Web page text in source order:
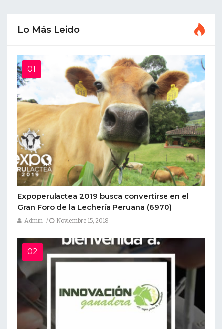
Lo Más Leido
Expoperulactea 2019 busca convertirse en el
Gran Foro de la Lechería Peruana (6970)
Admin Noviembre 15, 2018